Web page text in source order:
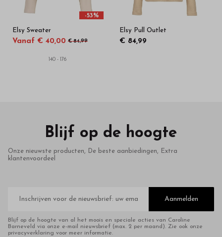
-53%
Elsy Sweater
Vanaf € 40,00 € 84,99
140 - 176
Elsy Pull Outlet
€ 84,99
Blijf op de hoogte
Onze nieuwste producten, De beste aanbiedingen, Extra
klantenvoordeel
mailadres
Aanmelden
Blijf op de hoogte van al het moois en speciale acties van Caroline
Barneveld via onze e-mail nieuwsbrief (max. 2 per maand). Zie ook onze
privacyverklaring voor meer informatie.